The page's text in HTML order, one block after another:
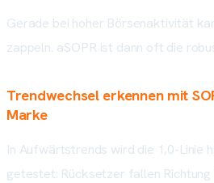
Gerade bei hoher Börsenaktivität
zappeln. aSOPR ist dann oft die
Trendwechsel erkennen mit
Marke
In Aufwärtstrends wird die 1,0-Linie
getestet: Rücksetzer fallen